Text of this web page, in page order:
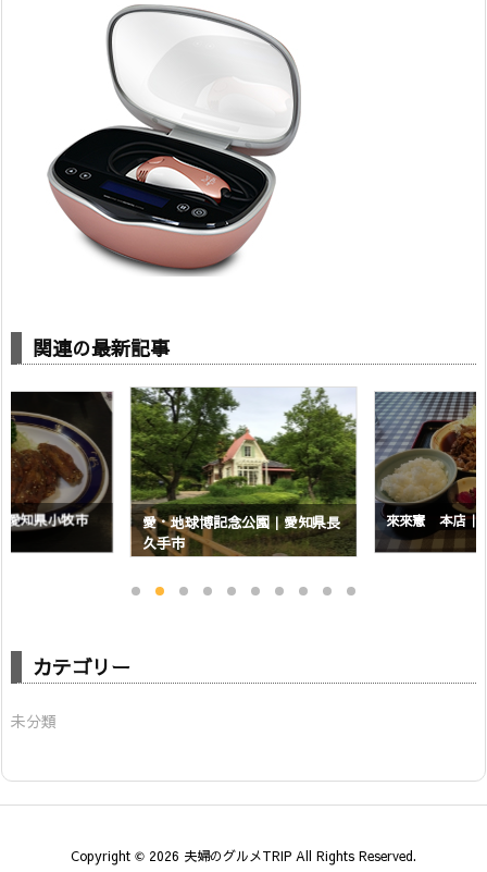
関連の最新記事
愛知県小牧市
愛・地球博記念公園｜愛知県長
久手市
來來憲 本店｜
カテゴリー
未分類
Copyright © 2026 夫婦のグルメTRIP All Rights Reserved.